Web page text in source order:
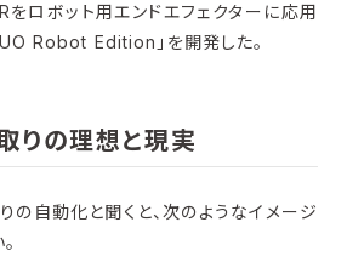
ロボット用エンドエフェクターに応用
Robot Edition」を開発した。
りの理想と現実
の自動化と聞くと、次のようなイメージ